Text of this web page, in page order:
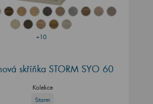
+10
skříňka STORM SYO 60
Kolekce
Storm